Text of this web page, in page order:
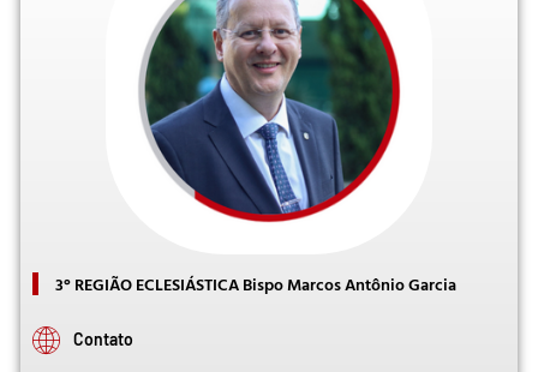
3° REGIÃO ECLESIÁSTICA Bispo Marcos Antônio Garcia
Contato